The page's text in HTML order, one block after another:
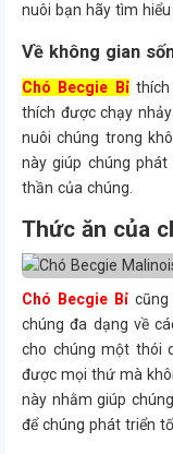
nuôi bạn hãy tìm
Về không gian
Chó Becgie Bỉthích
thích được chạy
nuôi chúng trong
này giúp chúng
thần của chúng.
Thức ăn của
Chó Becgie Bỉ
chúng đa dạng về
cho chúng một thói
được mọi thứ mà
này nhằm giúp
để chúng phát triển